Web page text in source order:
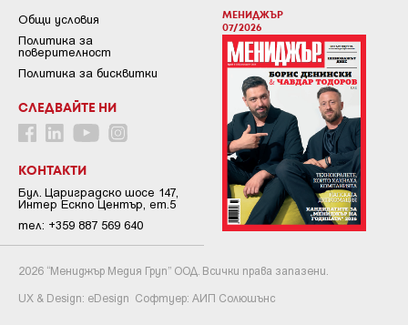
МЕНИДЖЪР
07/2026
Общи условия
Пoлитикa зa
пoвepитeлнocт
Политика за бисквитки
СЛЕДВАЙТЕ НИ
КОНТАКТИ
Бул. Цариградско шосе 147,
Интер Ескпо Център, ет.5
тел: +359 887 569 640
2026 “Мениджър Медия Груп” ООД. Всички права запазени.
UX & Design: eDesign Софтуер: АИП Солюшънс